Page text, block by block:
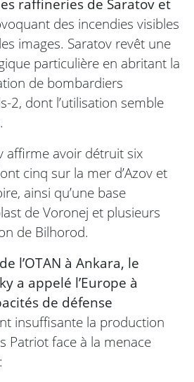
raffineries de Saratov et
des incendies visibles
images. Saratov revêt une
particulière en abritant la
de bombardiers
2, dont l’utilisation semble
affirme avoir détruit six
cinq sur la mer d’Azov et
ainsi qu’une base
de Voronej et plusieurs
de Bilhorod.
l’OTAN à Ankara, le
a appelé l’Europe à
de défense
insuffisante la production
Patriot face à la menace